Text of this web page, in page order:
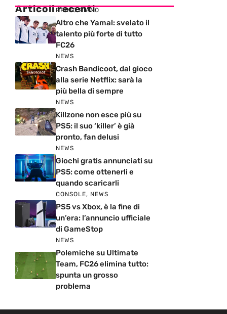
Articoli recenti
PRIMO PIANO
Altro che Yamal: svelato il
talento più forte di tutto
FC26
NEWS
Crash Bandicoot, dal gioco
alla serie Netflix: sarà la
più bella di sempre
NEWS
Killzone non esce più su
PS5: il suo ‘killer’ è già
pronto, fan delusi
NEWS
Giochi gratis annunciati su
PS5: come ottenerli e
quando scaricarli
CONSOLE, NEWS
PS5 vs Xbox, è la fine di
un’era: l’annuncio ufficiale
di GameStop
NEWS
Polemiche su Ultimate
Team, FC26 elimina tutto:
spunta un grosso
problema